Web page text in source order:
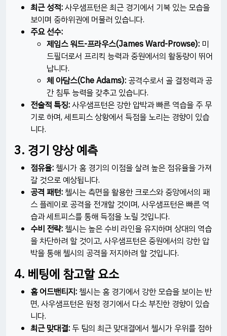
최근 성적:사우샘프턴은 최근 경기에서 기복 있는 모습을
보이며 중하위권에 머물러 있습니다.
주요 선수:
제임스 워드-프라우스(James Ward-Prowse): 미
드필더로서 프리킥 능력과 중원에서의 활동량이 뛰어
납니다.
체 아담스(Che Adams): 공격수로서 골 결정력과 공
간 침투 능력을 갖추고 있습니다.
전술적 특징:사우샘프턴은 강한 압박과 빠른 역습을 주 무
기로 하며, 세트피스 상황에서 득점을 노리는 경향이 있습
니다.
3. 경기 양상 예측
점유율: 첼시가 홈 경기의 이점을 살려 높은 점유율을 가져
갈 것으로 예상됩니다.
공격 패턴: 첼시는 측면을 활용한 크로스와 중앙에서의 패
스 플레이로 공격을 전개할 것이며, 사우샘프턴은 빠른 역
습과 세트피스를 통해 득점을 노릴 것입니다.
수비 전략: 첼시는 높은 수비 라인을 유지하며 상대의 역습
을 차단하려 할 것이고, 사우샘프턴은 중원에서의 강한 압
박을 통해 첼시의 공격을 저지하려 할 것입니다.
4. 베팅에 참고할 요소
홈 어드밴티지: 첼시는 홈 경기에서 강한 모습을 보이는 반
면, 사우샘프턴은 원정 경기에서 다소 부진한 경향이 있습
니다.
최근 맞대결: 두 팀의 최근 맞대결에서 첼시가 우위를 점하